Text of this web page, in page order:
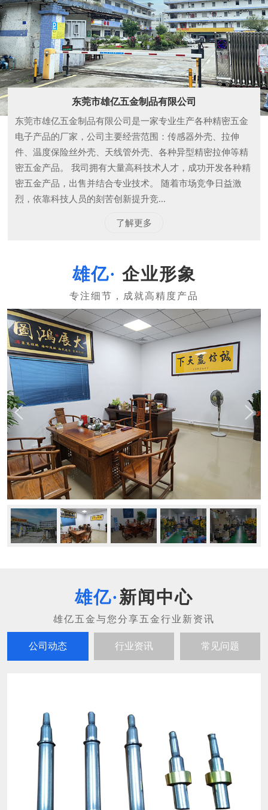
东莞市雄亿五金制品有限公司
东莞市雄亿五金制品有限公司是一家专业生产各种精密五金
电子产品的厂家，公司主要经营范围：传感器外壳、拉伸
件、温度保险丝外壳、天线管外壳、各种异型精密拉伸等精
密五金产品。 我司拥有大量高科技术人才，成功开发各种精
密五金产品，出售并结合专业技术。 随着市场竞争日益激
烈，依靠科技人员的刻苦创新提升竞...
了解更多
企业形象
新闻中心
公司动态 行业资讯 常见问题